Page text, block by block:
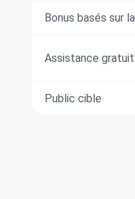
Bonus basés sur
Assistance
Public cible